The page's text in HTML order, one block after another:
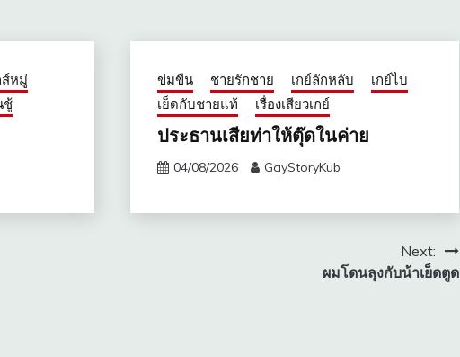
ส์หมู่
ชู้
ข่มขืน ชายรักชาย เกย์ลักหลับ
เกย์ไบ
เย็ดกับชายแท้
เรื่องเสียวเกย์
ประธานเสียท่าให้ตุ๊ดในค่าย
04/08/2026 GayStoryKub
Next:
ผมโดนลุงกับน้าเย็ดตูด